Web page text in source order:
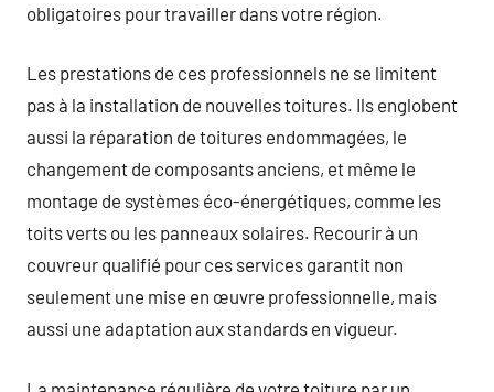
obligatoires pour travailler dans votre région.
Les prestations de ces professionnels ne se limitent
pas à la installation de nouvelles toitures. Ils englobent
aussi la réparation de toitures endommagées, le
changement de composants anciens, et même le
montage de systèmes éco-énergétiques, comme les
toits verts ou les panneaux solaires. Recourir à un
couvreur qualifié pour ces services garantit non
seulement une mise en œuvre professionnelle, mais
aussi une adaptation aux standards en vigueur.